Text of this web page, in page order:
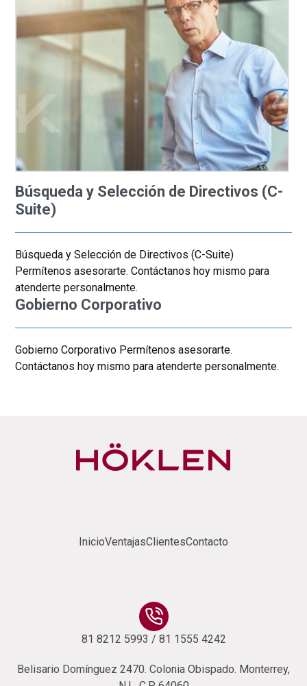
Búsqueda y Selección de Directivos (C-
Suite)
Búsqueda y Selección de Directivos (C-Suite)
Permítenos asesorarte. Contáctanos hoy mismo para
atenderte personalmente.
Gobierno Corporativo
Gobierno Corporativo Permítenos asesorarte.
Contáctanos hoy mismo para atenderte personalmente.
InicioVentajasClientesContacto
81 8212 5993 / 81 1555 4242
Belisario Domínguez 2470. Colonia Obispado. Monterrey,